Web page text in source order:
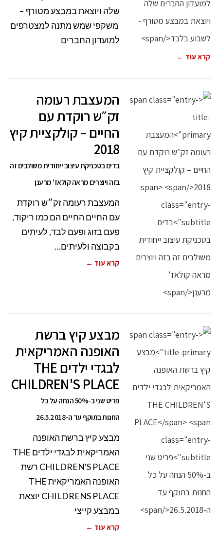
שלה ויוצאת במבצע מטורף –
משקפי שמש מתנה למצטרפים
למועדון החברים
קרא עוד ←
המעצבת רעומה
זק״ש רוקדת עם
החיים – קולקציית קיץ
2018
בדים בטכניקת עיצוב ייחודית משולבים זה
בזה ויוצרים מראה קולאז' מרענן
המעצבת רעומה זק״ש רוקדת
עם החיים החיים הם כמו ריקוד,
פעם בזוג ופעם לבד, לעיתים
בקבוצה ולעיתים…
קרא עוד ←
מבצע קיץ ברשת
האופנה האמריקאית
לבגדי ילדים THE
CHILDREN'S PLACE
פריט שני ב-50% הנחה על כל
החנות בתוקף עד ה-26.5.2018
מבצע קיץ ברשת האופנה
האמריקאית לבגדי ילדים THE
CHILDREN'S PLACE רשת
האופנה האמריקאית THE
CHILDRENS PLACE יוצאת
במבצע קייצי
קרא עוד ←